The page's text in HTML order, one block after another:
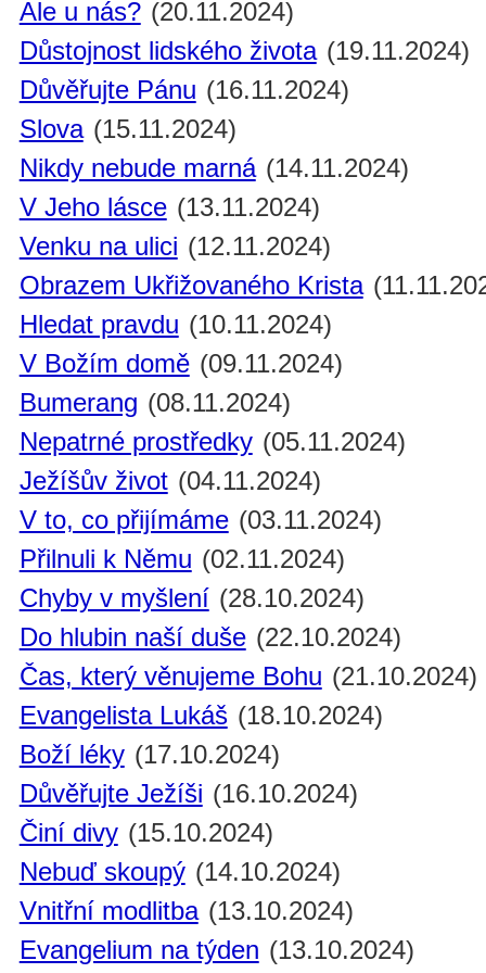
Ale u nás? (20.11.2024)
Důstojnost lidského života (19.11.2024)
Důvěřujte Pánu (16.11.2024)
Slova (15.11.2024)
Nikdy nebude marná (14.11.2024)
V Jeho lásce (13.11.2024)
Venku na ulici (12.11.2024)
Obrazem Ukřižovaného Krista
Hledat pravdu (10.11.2024)
V Božím domě (09.11.2024)
Bumerang (08.11.2024)
Nepatrné prostředky (05.11.2024)
Ježíšův život (04.11.2024)
V to, co přijímáme (03.11.2024)
Přilnuli k Němu (02.11.2024)
Chyby v myšlení (28.10.2024)
Do hlubin naší duše (22.10.2024)
Čas, který věnujeme Bohu (21.10.2024)
Evangelista Lukáš (18.10.2024)
Boží léky (17.10.2024)
Důvěřujte Ježíši (16.10.2024)
Činí divy (15.10.2024)
Nebuď skoupý (14.10.2024)
Vnitřní modlitba (13.10.2024)
Evangelium na týden (13.10.2024)